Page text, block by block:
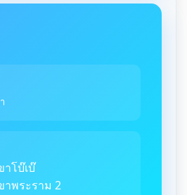
าโบ๊เบ๊
าพระราม 2